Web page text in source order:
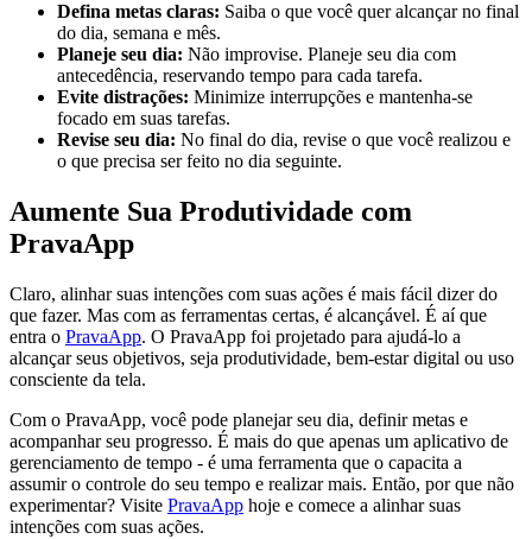
Defina metas claras: Saiba o que você quer alcançar no final
do dia, semana e mês.
Planeje seu dia: Não improvise. Planeje seu dia com
antecedência, reservando tempo para cada tarefa.
Evite distrações: Minimize interrupções e mantenha-se
focado em suas tarefas.
Revise seu dia: No final do dia, revise o que você realizou e
o que precisa ser feito no dia seguinte.
Aumente Sua Produtividade com
PravaApp
Claro, alinhar suas intenções com suas ações é mais fácil dizer do
que fazer. Mas com as ferramentas certas, é alcançável. É aí que
entra o PravaApp. O PravaApp foi projetado para ajudá-lo a
alcançar seus objetivos, seja produtividade, bem-estar digital ou uso
consciente da tela.
Com o PravaApp, você pode planejar seu dia, definir metas e
acompanhar seu progresso. É mais do que apenas um aplicativo de
gerenciamento de tempo - é uma ferramenta que o capacita a
assumir o controle do seu tempo e realizar mais. Então, por que não
experimentar? Visite PravaApp hoje e comece a alinhar suas
intenções com suas ações.